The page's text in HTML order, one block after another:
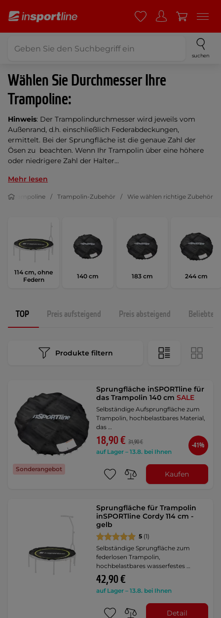
suchen
Wählen Sie Durchmesser Ihre
Trampoline:
Hinweis: Der Trampolindurchmesser wird jeweils vom
Außenrand, d.h. einschließlich Federabdeckungen,
ermittelt. Bei der Sprungfläche ist die genaue Zahl der
Ösen zu beachten. Wenn Ihr Trampolin über eine höhere
oder niedrigere Zahl der Halter...
Mehr lesen
Trampoline Trampolin-Zubehör Wie wählen richtige Zubehör
114 cm, ohne
Federn
140 cm 183 cm 244 cm
TOP Preis aufsteigend Preis absteigend
Produkte filtern
Sonderangebot
Sprungfläche inSPORTline für
das Trampolin 140 cmSALE
Selbständige Aufsprungfläche zum
Trampolin, hochbelastbares Material,
das …
18,90 € 31,90 €
auf Lager – 13.8. bei Ihnen
-41%
Kaufen
Sprungfläche für Trampolin
inSPORTline Cordy 114 cm -
gelb
5 (1)
Selbständige Sprungfläche zum
federlosen Trampolin,
hochbelastbares wasserfestes …
42,90 €
auf Lager – 13.8. bei Ihnen
Detail